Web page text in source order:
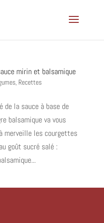
mirin et balsamique
, Recettes
de la sauce à base de
balsamique va vous
merveille les courgettes
goût sucré salé :